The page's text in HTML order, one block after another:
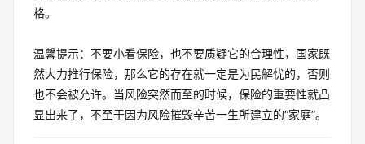
格。
温馨提示：不要小看保险，也不要质疑它的合理性，国家既
然大力推行保险，那么它的存在就一定是为民解忧的，否则
也不会被允许。当风险突然而至的时候，保险的重要性就凸
显出来了，不至于因为风险摧毁辛苦一生所建立的“家庭”。